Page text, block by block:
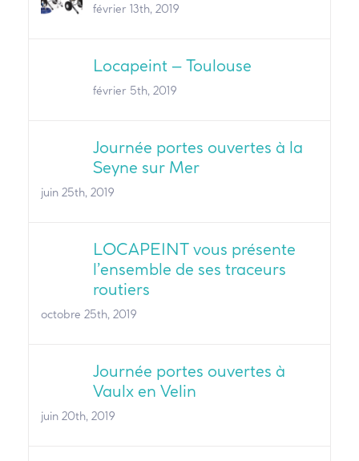
février 13th, 2019
Locapeint – Toulouse
février 5th, 2019
Journée portes ouvertes à la
Seyne sur Mer
juin 25th, 2019
LOCAPEINT vous présente
l’ensemble de ses traceurs
routiers
octobre 25th, 2019
Journée portes ouvertes à
Vaulx en Velin
juin 20th, 2019